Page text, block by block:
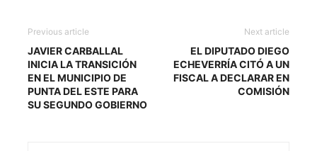
Previous article
JAVIER CARBALLAL
INICIA LA TRANSICIÓN
EN EL MUNICIPIO DE
PUNTA DEL ESTE PARA
SU SEGUNDO GOBIERNO
Next article
EL DIPUTADO DIEGO
ECHEVERRÍA CITÓ A UN
FISCAL A DECLARAR EN
COMISIÓN